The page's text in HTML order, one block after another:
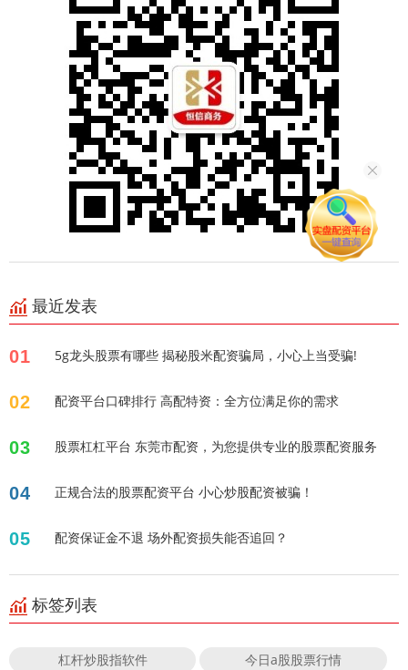
最近发表
01 5g龙头股票有哪些 揭秘股米配资骗局，小心上当受骗!
02 配资平台口碑排行 高配特资：全方位满足你的需求
03 股票杠杠平台 东莞市配资，为您提供专业的股票配资服务
04 正规合法的股票配资平台 小心炒股配资被骗！
05 配资保证金不退 场外配资损失能否追回？
标签列表
杠杆炒股指软件 今日a股股票行情